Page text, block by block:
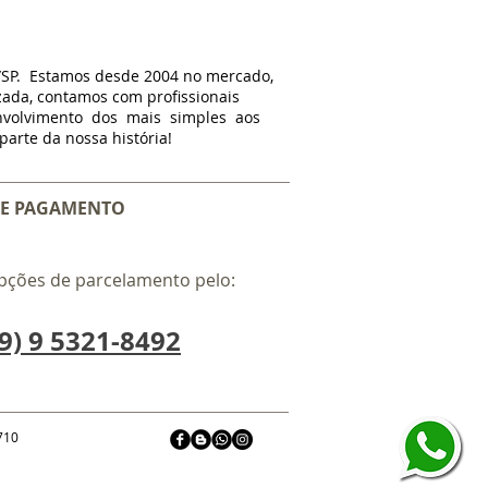
Estamos desde 2004 no mercado,
contamos com profissionais
dos mais simples aos
da nossa história!
PAGAMENTO
de parcelamento pelo:
9 5321-8492